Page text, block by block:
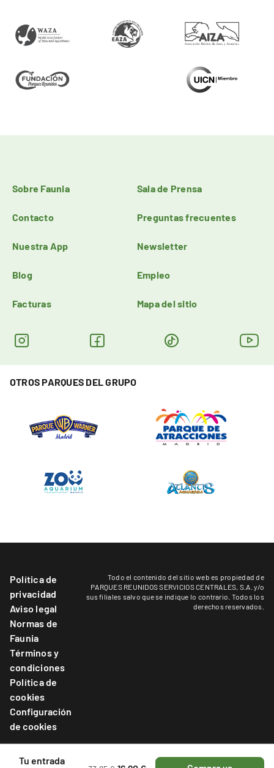
Tu entrada
Sobre Faunia Sala de Prensa
Contacto Preguntas frecuentes
Nuestra App Newsletter
Blog Empleo
Facturas Mapa del sitio
OTROS PARQUES DEL GRUPO
Política de
privacidad
Aviso legal
Normas de
Faunia
Términos y
condiciones
Política de
cookies
Configuración
de cookies
Todo el contenido del sitio web es propiedad de
PARQUES REUNIDOS SERVICIOS CENTRALES, S.A. y/o
sus filiales salvo que se indique lo contrario. Todos los
derechos reservados.